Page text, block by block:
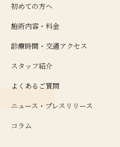
初めての方へ
施術内容・料金
診療時間・交通アクセス
スタッフ紹介
よくあるご質問
ニュース・プレスリリース
コラム